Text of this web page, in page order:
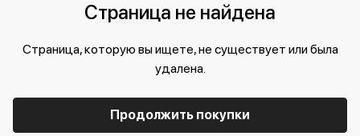
Страница не найдена
Страница, которую вы ищете, не существует или была
удалена.
Продолжить покупки